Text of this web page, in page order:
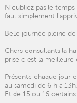
N'oubliez pas le
faut simplement
Belle journée pleine
Chers consultants la
prise c est la
Présente chaque jour
au samedi de 6 h a
Et de 15 ou 16